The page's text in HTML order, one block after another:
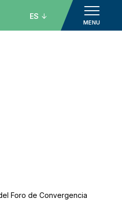
MENU
ES
Foro de Convergencia